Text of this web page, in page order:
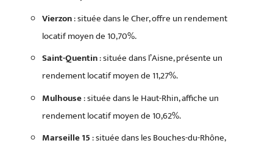
Vierzon: située dans le Cher, offre un rendement
locatif moyen de 10,70%.
Saint-Quentin: située dans l’Aisne, présente un
rendement locatif moyen de 11,27%.
Mulhouse: située dans le Haut-Rhin, affiche un
rendement locatif moyen de 10,62%.
Marseille 15: située dans les Bouches-du-Rhône,